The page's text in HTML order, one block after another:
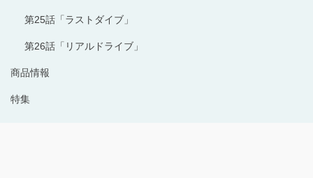
第25話「ラストダイブ」
第26話「リアルドライブ」
商品情報
特集